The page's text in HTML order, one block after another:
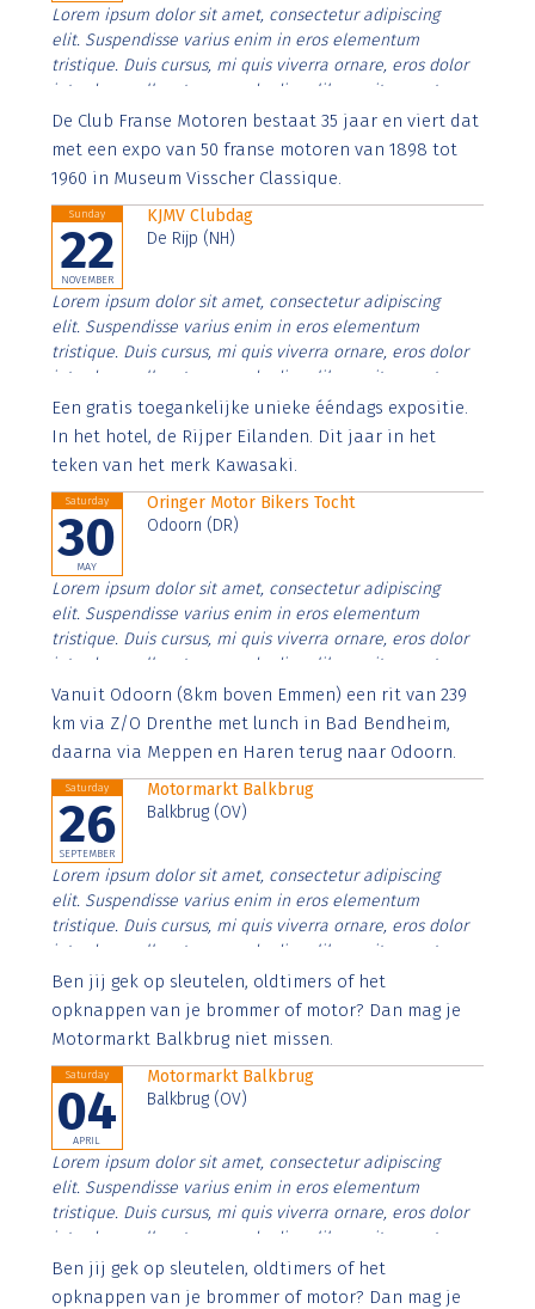
Lorem ipsum dolor sit amet, consectetur adipiscing
elit. Suspendisse varius enim in eros elementum
tristique. Duis cursus, mi quis viverra ornare, eros dolor
interdum nulla, ut commodo diam libero vitae erat.
Aenean faucibus nibh et justo cursus id rutrum lorem
imperdiet. Nunc ut sem vitae risus tristique posuere.
De Club Franse Motoren bestaat 35 jaar en viert dat
met een expo van 50 franse motoren van 1898 tot
1960 in Museum Visscher Classique.
Sunday
22
NOVEMBER
KJMV Clubdag
De Rijp (NH)
Lorem ipsum dolor sit amet, consectetur adipiscing
elit. Suspendisse varius enim in eros elementum
tristique. Duis cursus, mi quis viverra ornare, eros dolor
interdum nulla, ut commodo diam libero vitae erat.
Aenean faucibus nibh et justo cursus id rutrum lorem
imperdiet. Nunc ut sem vitae risus tristique posuere.
Een gratis toegankelijke unieke ééndags expositie.
In het hotel, de Rijper Eilanden. Dit jaar in het
teken van het merk Kawasaki.
Saturday
30
MAY
Oringer Motor Bikers Tocht
Odoorn (DR)
Lorem ipsum dolor sit amet, consectetur adipiscing
elit. Suspendisse varius enim in eros elementum
tristique. Duis cursus, mi quis viverra ornare, eros dolor
interdum nulla, ut commodo diam libero vitae erat.
Aenean faucibus nibh et justo cursus id rutrum lorem
imperdiet. Nunc ut sem vitae risus tristique posuere.
Vanuit Odoorn (8km boven Emmen) een rit van 239
km via Z/O Drenthe met lunch in Bad Bendheim,
daarna via Meppen en Haren terug naar Odoorn.
Saturday
26
SEPTEMBER
Motormarkt Balkbrug
Balkbrug (OV)
Lorem ipsum dolor sit amet, consectetur adipiscing
elit. Suspendisse varius enim in eros elementum
tristique. Duis cursus, mi quis viverra ornare, eros dolor
interdum nulla, ut commodo diam libero vitae erat.
Aenean faucibus nibh et justo cursus id rutrum lorem
imperdiet. Nunc ut sem vitae risus tristique posuere.
Ben jij gek op sleutelen, oldtimers of het
opknappen van je brommer of motor? Dan mag je
Motormarkt Balkbrug niet missen.
Saturday
04
APRIL
Motormarkt Balkbrug
Balkbrug (OV)
Lorem ipsum dolor sit amet, consectetur adipiscing
elit. Suspendisse varius enim in eros elementum
tristique. Duis cursus, mi quis viverra ornare, eros dolor
interdum nulla, ut commodo diam libero vitae erat.
Aenean faucibus nibh et justo cursus id rutrum lorem
imperdiet. Nunc ut sem vitae risus tristique posuere.
Ben jij gek op sleutelen, oldtimers of het
opknappen van je brommer of motor? Dan mag je